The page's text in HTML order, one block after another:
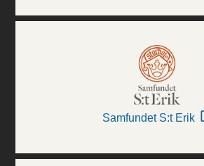
Samfundet S:t Erik